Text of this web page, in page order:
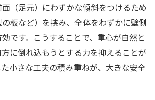
（足元）にわずかな傾斜をつけるため
板など）を挟み、全体をわずかに壁側
です。こうすることで、重心が自然と
に倒れ込もうとする力を抑えることが
小さな工夫の積み重ねが、大きな安全